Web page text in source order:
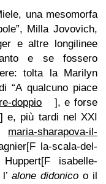
una mesomorfa
Milla Jovovich,
e altre longilinee
e se fossero
tolta la Marilyn
“A qualcuno piace
doppio ], e forse
] e, più tardi nel XXI
maria-sharapova-il-
[F la-scala-del-
[Fisabelle-
alone didonicoo il